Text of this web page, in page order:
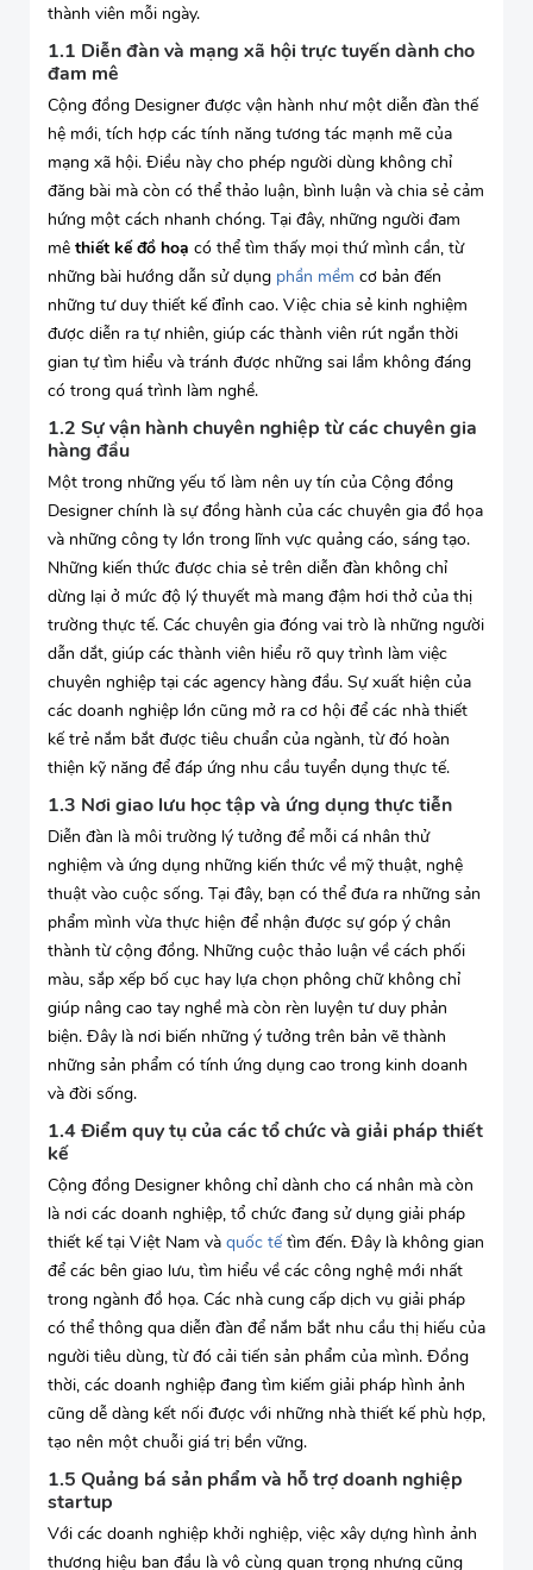
thành viên mỗi ngày.
1.1 Diễn đàn và mạng xã hội trực tuyến dành cho
đam mê
Cộng đồng Designer được vận hành như một diễn đàn thế
hệ mới, tích hợp các tính năng tương tác mạnh mẽ của
mạng xã hội. Điều này cho phép người dùng không chỉ
đăng bài mà còn có thể thảo luận, bình luận và chia sẻ cảm
hứng một cách nhanh chóng. Tại đây, những người đam
mê thiết kế đồ hoạ có thể tìm thấy mọi thứ mình cần, từ
những bài hướng dẫn sử dụng phần mềm cơ bản đến
những tư duy thiết kế đỉnh cao. Việc chia sẻ kinh nghiệm
được diễn ra tự nhiên, giúp các thành viên rút ngắn thời
gian tự tìm hiểu và tránh được những sai lầm không đáng
có trong quá trình làm nghề.
1.2 Sự vận hành chuyên nghiệp từ các chuyên gia
hàng đầu
Một trong những yếu tố làm nên uy tín của Cộng đồng
Designer chính là sự đồng hành của các chuyên gia đồ họa
và những công ty lớn trong lĩnh vực quảng cáo, sáng tạo.
Những kiến thức được chia sẻ trên diễn đàn không chỉ
dừng lại ở mức độ lý thuyết mà mang đậm hơi thở của thị
trường thực tế. Các chuyên gia đóng vai trò là những người
dẫn dắt, giúp các thành viên hiểu rõ quy trình làm việc
chuyên nghiệp tại các agency hàng đầu. Sự xuất hiện của
các doanh nghiệp lớn cũng mở ra cơ hội để các nhà thiết
kế trẻ nắm bắt được tiêu chuẩn của ngành, từ đó hoàn
thiện kỹ năng để đáp ứng nhu cầu tuyển dụng thực tế.
1.3 Nơi giao lưu học tập và ứng dụng thực tiễn
Diễn đàn là môi trường lý tưởng để mỗi cá nhân thử
nghiệm và ứng dụng những kiến thức về mỹ thuật, nghệ
thuật vào cuộc sống. Tại đây, bạn có thể đưa ra những sản
phẩm mình vừa thực hiện để nhận được sự góp ý chân
thành từ cộng đồng. Những cuộc thảo luận về cách phối
màu, sắp xếp bố cục hay lựa chọn phông chữ không chỉ
giúp nâng cao tay nghề mà còn rèn luyện tư duy phản
biện. Đây là nơi biến những ý tưởng trên bản vẽ thành
những sản phẩm có tính ứng dụng cao trong kinh doanh
và đời sống.
1.4 Điểm quy tụ của các tổ chức và giải pháp thiết
kế
Cộng đồng Designer không chỉ dành cho cá nhân mà còn
là nơi các doanh nghiệp, tổ chức đang sử dụng giải pháp
thiết kế tại Việt Nam và quốc tế tìm đến. Đây là không gian
để các bên giao lưu, tìm hiểu về các công nghệ mới nhất
trong ngành đồ họa. Các nhà cung cấp dịch vụ giải pháp
có thể thông qua diễn đàn để nắm bắt nhu cầu thị hiếu của
người tiêu dùng, từ đó cải tiến sản phẩm của mình. Đồng
thời, các doanh nghiệp đang tìm kiếm giải pháp hình ảnh
cũng dễ dàng kết nối được với những nhà thiết kế phù hợp,
tạo nên một chuỗi giá trị bền vững.
1.5 Quảng bá sản phẩm và hỗ trợ doanh nghiệp
startup
Với các doanh nghiệp khởi nghiệp, việc xây dựng hình ảnh
thương hiệu ban đầu là vô cùng quan trọng nhưng cũng